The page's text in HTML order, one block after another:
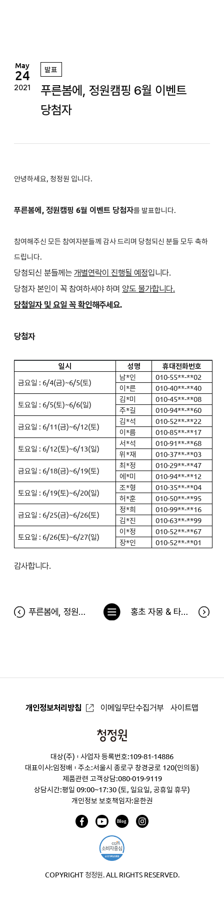
May
24
2021
발표
푸른봄에, 정원캠핑 6월 이벤트
당첨자
안녕하세요, 청정원 입니다.
푸른봄에, 정원캠핑 6월 이벤트 당첨자를 발표합니다.
참여해주신 모든 참여자분들께 감사 드리며 당첨되신 분들 모두 축하
드립니다.
당첨되신 분들께는 개별연락이 진행될 예정입니다.
당첨자 본인이 꼭 참여하셔야 하며 양도 불가합니다.
당첨일자 및 요일 꼭 확인해주세요.
당첨자
일시 성명
휴대전화번호
금요일 : 6/4(금)~6/5(토)
남*인
010-55**-**02
이*른
010-40**-**40
토요일 : 6/5(토)~6/6(일)
김*미
010-45**-**08
주*길
010-94**-**60
금요일 : 6/11(금)~6/12(토)
김*석
010-52**-**22
이*름
010-85**-**17
토요일 : 6/12(토)~6/13(일)
서*석
010-91**-**68
위*재
010-37**-**03
금요일 : 6/18(금)~6/19(토)
최*정
010-29**-**47
에*미
010-94**-**12
토요일 : 6/19(토)~6/20(일)
조*형
010-35**-**04
허*훈
010-50**-**95
금요일 : 6/25(금)~6/26(토)
정*희
010-99**-**16
김*진
010-63**-**99
토요일 : 6/26(토)~6/27(일)
이*정
010-52**-**67
장*인
010-52**-**01
감사합니다.
푸른봄에, 정원캠핑 5월 이벤트 당첨자 홍초 자몽 & 타트체리 신제품 출시기념 체험단 이벤트 당첨자
목
개인정보처리방침 이메일무단수집거부 사이트맵
청
원
대상(주)
사업자 등록번호:109-81-14886
대표이사:임정배
주소:서울시 종로구 창경궁로 120(인의동)
제품관련 고객상담:080-019-9119
상담시간:평일 09:00~17:30 (토, 일요일, 공휴일 휴무)
개인정보 보호책임자:윤한권
COPYRIGHT 청정원. ALL RIGHTS RESERVED.